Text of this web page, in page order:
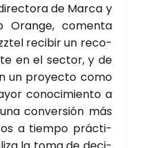
de Mar­ca y
Oran­ge, comen­ta
reci­bir un reco­
en el sec­tor, y de
un pro­yec­to como
cono­ci­mien­to a
con­ver­sión más
a tiem­po prác­ti­